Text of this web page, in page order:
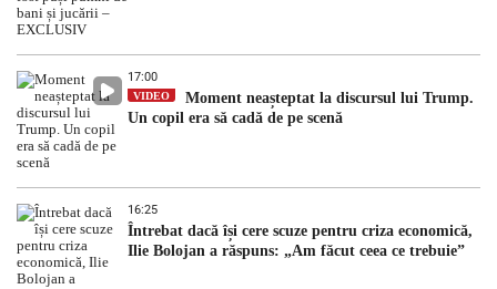
17:00
VIDEO
Moment neașteptat la discursul lui Trump.
Un copil era să cadă de pe scenă
16:25
Întrebat dacă își cere scuze pentru criza economică,
Ilie Bolojan a răspuns: „Am făcut ceea ce trebuie”